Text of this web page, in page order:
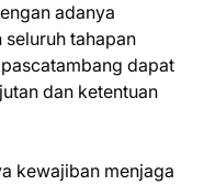
adanya
tahapan
dapat
dan ketentuan
kewajiban menjaga